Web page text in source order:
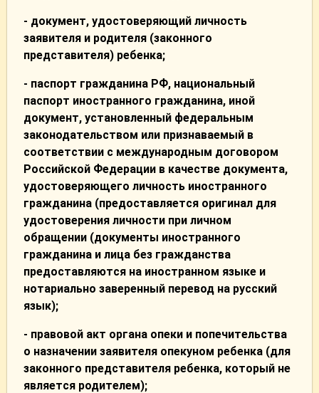
- документ, удостоверяющий личность
заявителя и родителя (законного
представителя) ребенка;
- паспорт гражданина РФ, национальный
паспорт иностранного гражданина, иной
документ, установленный федеральным
законодательством или признаваемый в
соответствии с международным договором
Российской Федерации в качестве документа,
удостоверяющего личность иностранного
гражданина (предоставляется оригинал для
удостоверения личности при личном
обращении (документы иностранного
гражданина и лица без гражданства
предоставляются на иностранном языке и
нотариально заверенный перевод на русский
язык);
- правовой акт органа опеки и попечительства
о назначении заявителя опекуном ребенка (для
законного представителя ребенка, который не
является родителем);